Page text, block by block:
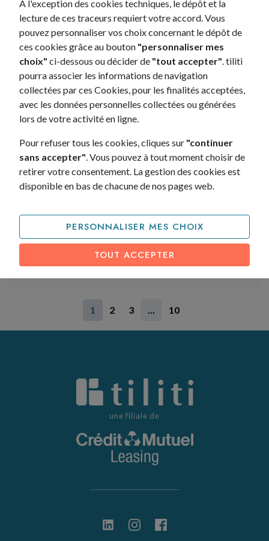
A l'exception des cookies techniques, le dépôt et la
lecture de ces traceurs requiert votre accord. Vous
pouvez personnaliser vos choix concernant le dépôt de
ces cookies grâce au bouton "personnaliser mes
choix" ci-dessous ou décider de "tout accepter". tiliti
pourra associer les informations de navigation
collectées par ces Cookies, pour les finalités acceptées,
avec les données personnelles collectées ou générées
lors de votre activité en ligne.
Pour refuser tous les cookies, cliques sur "continuer
sans accepter". Vous pouvez à tout moment choisir de
retirer votre consentement. La gestion des cookies est
disponible en bas de chacune de nos pages web.
PERSONNALISER MES CHOIX
TOUT ACCEPTER
Coloris
DACIA
Jogger
SUV, Crossover
à partir de
193€ /mois
Accompagnement personnalisé
Un besoin ? tiliti vous accompagne dans
sont à votre écoute pour trouver le
financement qui correspondent à vos
besoins.
1 2 3 ... 10
une filiale de